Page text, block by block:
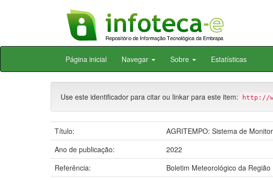
Skip
Página inicial Navegar Sobre Estatísticas
Use este identificador para citar ou linkar para este item: http://
Título:
AGRITEMPO: Sistema de
Ano de publicação:
2022
Referência:
Boletim Meteorológico da